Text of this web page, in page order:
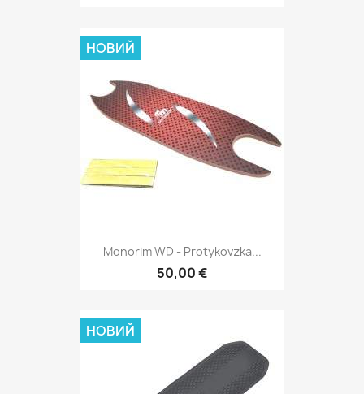
Monorim WD - Protykovzka...
50,00 €
НОВИЙ
НОВИЙ